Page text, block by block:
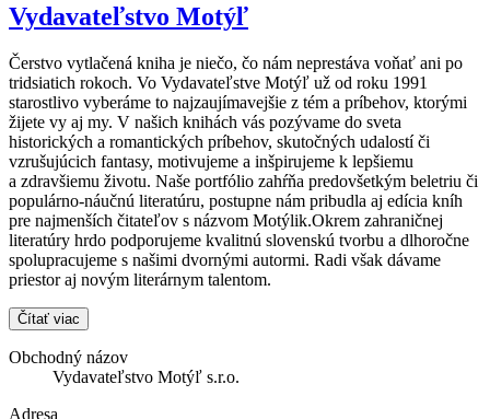
Vydavateľstvo Motýľ
Čerstvo vytlačená kniha je niečo, čo nám neprestáva voňať ani po
tridsiatich rokoch. Vo Vydavateľstve Motýľ už od roku 1991
starostlivo vyberáme to najzaujímavejšie z tém a príbehov, ktorými
žijete vy aj my. V našich knihách vás pozývame do sveta
historických a romantických príbehov, skutočných udalostí či
vzrušujúcich fantasy, motivujeme a inšpirujeme k lepšiemu
a zdravšiemu životu. Naše portfólio zahŕňa predovšetkým beletriu či
populárno-náučnú literatúru, postupne nám pribudla aj edícia kníh
pre najmenších čitateľov s názvom Motýlik.Okrem zahraničnej
literatúry hrdo podporujeme kvalitnú slovenskú tvorbu a dlhoročne
spolupracujeme s našimi dvornými autormi. Radi však dávame
priestor aj novým literárnym talentom.
Čítať viac
Obchodný názov
Vydavateľstvo Motýľ s.r.o.
Adresa